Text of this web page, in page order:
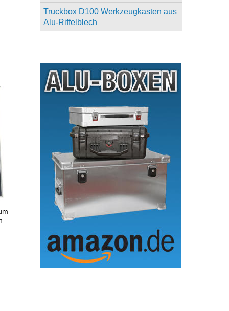
Truckbox D100 Werkzeugkasten aus
Alu-Riffelblech